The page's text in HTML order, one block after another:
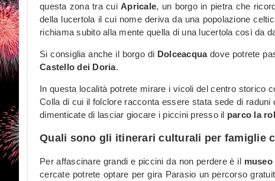
questa zona tra cuiApricale, un borgo in pietra che
della lucertola il cui nome deriva da una popolazione
richiama subito alla mente quella di una lucertola così da
Si consiglia anche il borgo di Dolceacquadove potrete
Castello dei Doria.
In questa località potrete mirare i vicoli del centro storico
Colla di cui il folclore racconta essere stata sede di
dimenticate di lasciar giocare i piccini presso il parco la
Quali sono gli itinerari culturali per famiglie
Per affascinare grandi e piccini da non perdere è il
cercate potrete optare per gira Parasio un percorso